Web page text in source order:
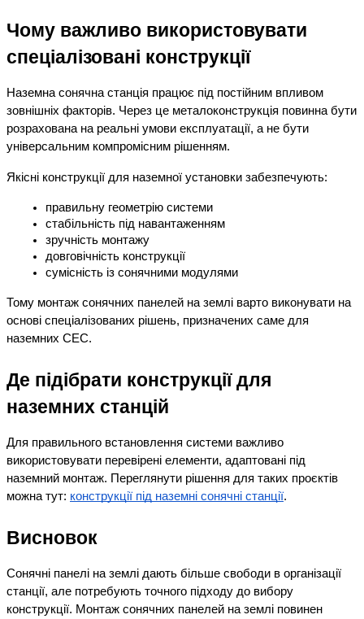
Чому важливо використовувати
спеціалізовані конструкції
Наземна сонячна станція працює під постійним впливом
зовнішніх факторів. Через це металоконструкція повинна бути
розрахована на реальні умови експлуатації, а не бути
універсальним компромісним рішенням.
Якісні конструкції для наземної установки забезпечують:
правильну геометрію системи
стабільність під навантаженням
зручність монтажу
довговічність конструкції
сумісність із сонячними модулями
Тому монтаж сонячних панелей на землі варто виконувати на
основі спеціалізованих рішень, призначених саме для
наземних СЕС.
Де підібрати конструкції для
наземних станцій
Для правильного встановлення системи важливо
використовувати перевірені елементи, адаптовані під
наземний монтаж. Переглянути рішення для таких проєктів
можна тут: конструкції під наземні сонячні станції.
Висновок
Сонячні панелі на землі дають більше свободи в організації
станції, але потребують точного підходу до вибору
конструкції. Монтаж сонячних панелей на землі повинен